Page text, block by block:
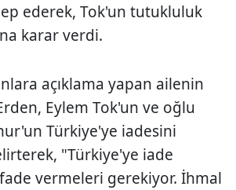
ederek, Tok'un tutukluluk
karar verdi.
açıklama yapan ailenin
Eylem Tok'un ve oğlu
Türkiye'ye iadesini
"Türkiye'ye iade
vermeleri gerekiyor. İhmal